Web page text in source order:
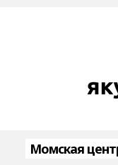
Момская